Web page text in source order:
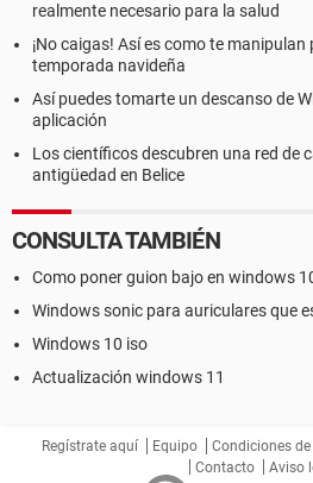
realmente necesario para la salud
¡No caigas! Así es como te
temporada navideña
Así puedes tomarte un descanso de
aplicación
Los científicos descubren una red de
antigüedad en Belice
CONSULTA TAMBIÉN
Como poner guion bajo en windows
Windows sonic para auriculares que
Windows 10 iso
Actualización windows 11
Regístrate aquí Equipo Condiciones
Contacto
Aviso